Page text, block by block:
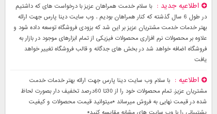
اطلاعیه جدید
با سلام خدمت همراهان عزیز با درخواست های که داشتیم
در طول 6 سال گذشته که کنار همراهان بودیم . وب سایت دینا پارس جهت ارائه
بهتر خدمات خدمت مشتریان عزیز بر این شد که بزودی فروشگاه توسعه داده شود و
علاوه بر محصولات نرم افزاری محصولات فیزیکی از تمام ابزارهای موجود در بازار به
فروشگاه اضافه خواهد شد در بخش های جدگانه و قالب فروشگاه تغییر خواهد
یافت
اطلاعیه
با سلام وب سایت دینا پارس جهت ارائه بهتر خدمات خدمت
مشتریان عزیز. تمام محصولات خود را از 30تا 60درصد تخفیف دار بصورت لحاظ
شده در قیمت نهایی به فروش میرساند *میتوانید قیمت محصولات و کیفیت